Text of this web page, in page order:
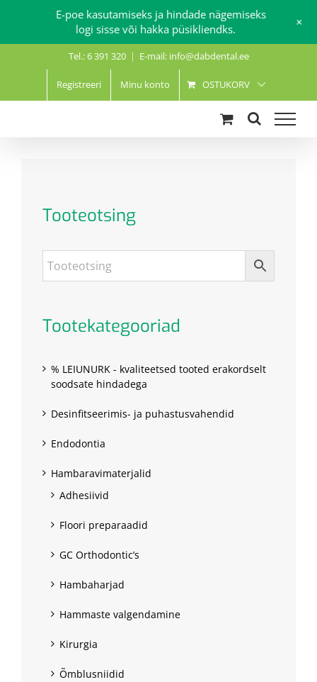
Tel.: 6 391 320 | E-mail: info@dabdental.ee
Registreeri Minu konto OSTUKORV
Tooteotsing
Tootekategooriad
% LEIUNURK - kvaliteetsed tooted erakordselt
soodsate hindadega
Desinfitseerimis- ja puhastusvahendid
Endodontia
Hambaravimaterjalid
Adhesiivid
Floori preparaadid
GC Orthodontic’s
Hambaharjad
Hammaste valgendamine
Kirurgia
Õmblusniidid
E-poe kasutamiseks ja hindade nägemiseks
logi sisse või hakka püsikliendks.
+